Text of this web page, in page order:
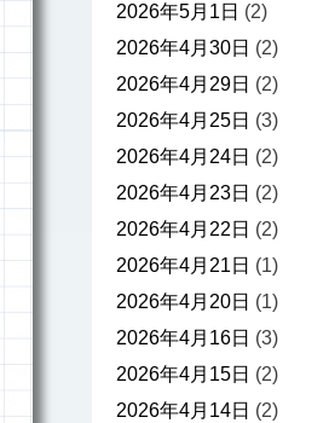
2026年5月1日 (2)
2026年4月30日 (2)
2026年4月29日 (2)
2026年4月25日 (3)
2026年4月24日 (2)
2026年4月23日 (2)
2026年4月22日 (2)
2026年4月21日 (1)
2026年4月20日 (1)
2026年4月16日 (3)
2026年4月15日 (2)
2026年4月14日 (2)